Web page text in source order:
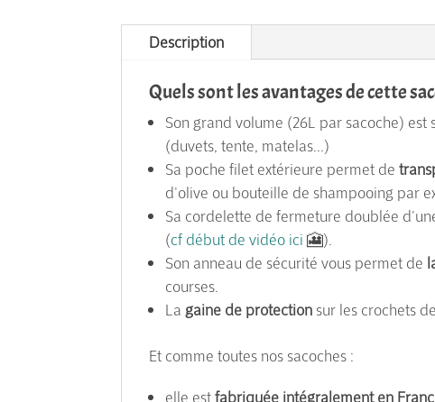
Description
Quels sont les avantages de cette
Son grand volume (26L par sacoche)
(duvets, tente, matelas...)
Sa poche filet extérieure permet de
d'olive ou bouteille de shampooing par
Sa cordelette de fermeture doublée
(cf début de vidéo ici 🎦).
Son anneau de sécurité vous permet de
courses.
Lagaine de protection sur les crochets
Et comme toutes nos sacoches :
elle estfabriquée intégralement en